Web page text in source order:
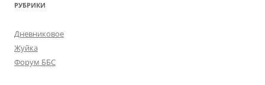
РУБРИКИ
Дневниковое
Жуйка
Форум ББС